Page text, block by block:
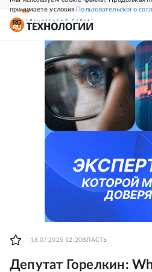
принимаете условияПользовательского
СВЕЖИЙ НОМЕР
18.07.2025 12:20 ВЛАСТЬ
Депутат Горелкин: